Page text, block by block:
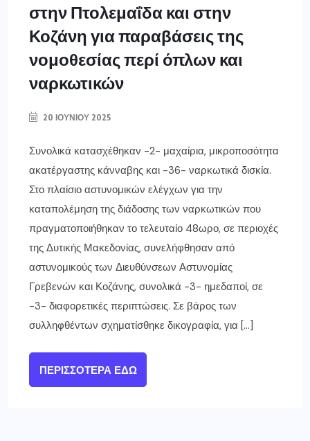
στην Πτολεμαΐδα και στην
Κοζάνη για παραβάσεις της
νομοθεσίας περί όπλων και
ναρκωτικών
20 ΙΟΥΝΊΟΥ 2025
Συνολικά κατασχέθηκαν -2- μαχαίρια, μικροποσότητα
ακατέργαστης κάνναβης και -36- ναρκωτικά δισκία.
Στο πλαίσιο αστυνομικών ελέγχων για την
καταπολέμηση της διάδοσης των ναρκωτικών που
πραγματοποιήθηκαν το τελευταίο 48ωρο, σε περιοχές
της Δυτικής Μακεδονίας, συνελήφθησαν από
αστυνομικούς των Διευθύνσεων Αστυνομίας
Γρεβενών και Κοζάνης, συνολικά -3- ημεδαποί, σε
-3- διαφορετικές περιπτώσεις. Σε βάρος των
συλληφθέντων σχηματίσθηκε δικογραφία, για […]
ΠΕΡΙΣΣΌΤΕΡΑ ΕΔΏ